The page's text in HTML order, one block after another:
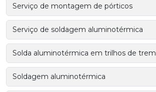
Serviço de montagem de pórticos
Serviço de soldagem aluminotérmica
Solda aluminotérmica em trilhos de trem
Soldagem aluminotérmica